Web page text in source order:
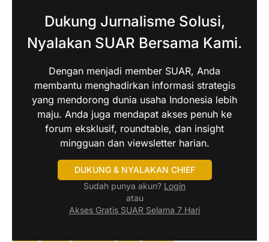
Dukung Jurnalisme Solusi,
Nyalakan SUAR Bersama Kami.
Dengan menjadi member SUAR, Anda
membantu menghadirkan informasi strategis
yang mendorong dunia usaha Indonesia lebih
maju. Anda juga mendapat akses penuh ke
forum eksklusif, roundtable, dan insight
mingguan dan viewsletter harian.
DUKUNG & NYALAKAN CHIEF
Sudah punya akun? Login
atau
Akses Gratis SUAR Selama 7 Hari